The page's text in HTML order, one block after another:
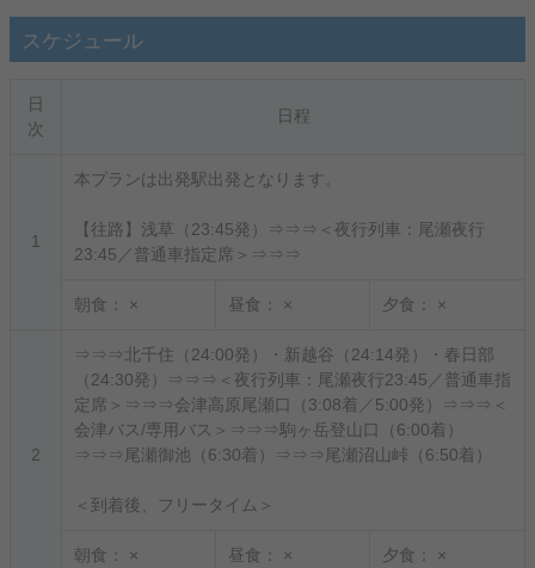
スケジュール
日
次
日程
1
本プランは出発駅出発となります。
【往路】浅草（23:45発）⇒⇒⇒＜夜行列車：尾瀬夜行
23:45／普通車指定席＞⇒⇒⇒
朝食： × 昼食： × 夕食： ×
2
⇒⇒⇒北千住（24:00発）・新越谷（24:14発）・春日部
（24:30発）⇒⇒⇒＜夜行列車：尾瀬夜行23:45／普通車指
定席＞⇒⇒⇒会津高原尾瀬口（3:08着／5:00発）⇒⇒⇒＜
会津バス/専用バス＞⇒⇒⇒駒ヶ岳登山口（6:00着）
⇒⇒⇒尾瀬御池（6:30着）⇒⇒⇒尾瀬沼山峠（6:50着）
＜到着後、フリータイム＞
朝食： × 昼食： × 夕食： ×